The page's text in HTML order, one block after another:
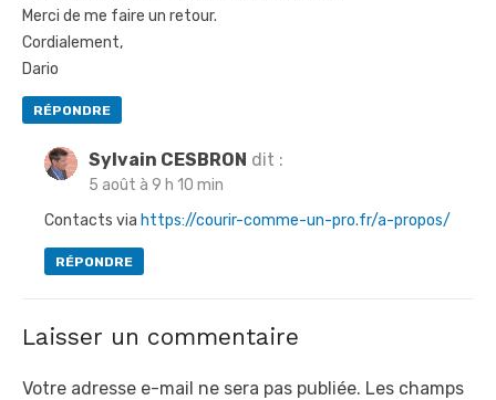
Merci de me faire un retour.
Cordialement,
Dario
RÉPONDRE
Sylvain CESBRON dit :
5 août à 9 h 10 min
Contacts via https://courir-comme-un-pro.fr/a-propos/
RÉPONDRE
Laisser un commentaire
Votre adresse e-mail ne sera pas publiée. Les champs